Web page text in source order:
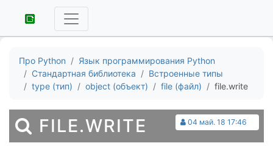
Про Python
Язык программирования Python
Стандартная библиотека
Встроенные типы
type (тип)
object (объект) file (файл) file.write
04 май. 18 17:46
FILE.WRITE